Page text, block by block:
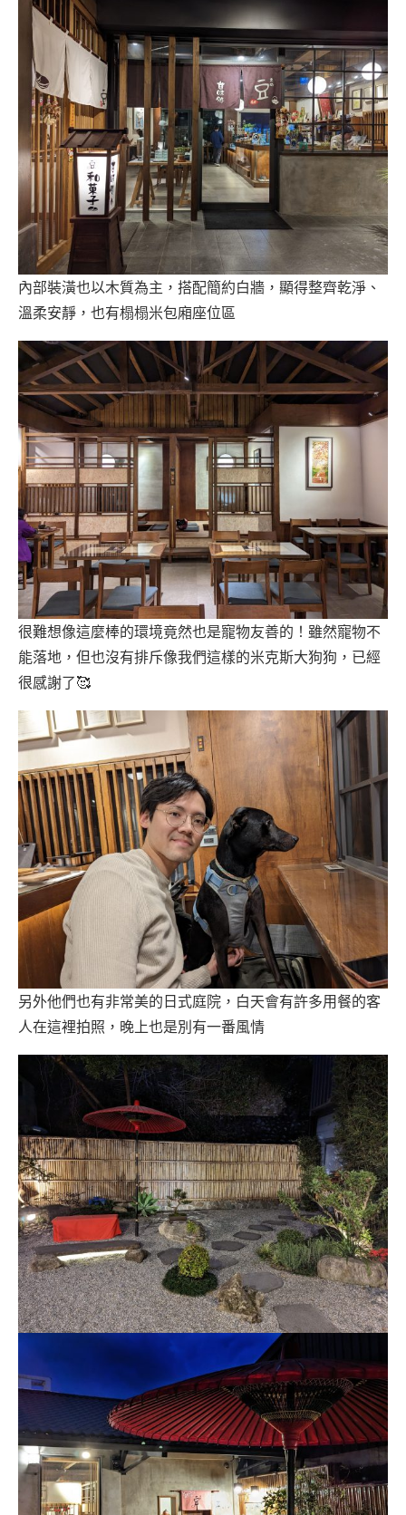
內部裝潢也以木質為主，搭配簡約白牆，顯得整齊乾淨、
溫柔安靜，也有榻榻米包廂座位區
很難想像這麼棒的環境竟然也是寵物友善的！雖然寵物不
能落地，但也沒有排斥像我們這樣的米克斯大狗狗，已經
很感謝了🥰
另外他們也有非常美的日式庭院，白天會有許多用餐的客
人在這裡拍照，晚上也是別有一番風情